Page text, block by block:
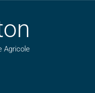
Agricole